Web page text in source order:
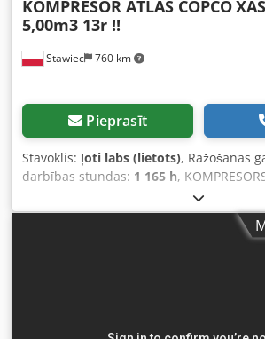
Stawiec 760 km
KOMPRESOR ATLAS COPCO
5,00m3 13r !!
Pieprasīt
Stāvoklis: ļoti labs (lietots), Ražošanas
darbības stundas: 1 165 h,
XAS87 5,00 m3 2013. gads!!
XAS87 pēc servisa apkopes Tehniskie
m3/min - Darba spiediens: 7 Bar -